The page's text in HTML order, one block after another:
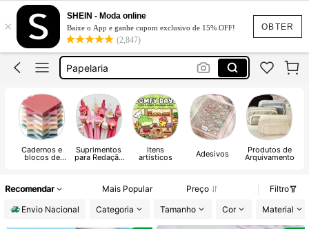
OBTER
×
SHEIN - Moda online
Baixe o App e ganhe cupom exclusivo de 15% OFF!
(2,847)
Canetas
Caderno
Papelaria
Caneta
Canetas
Caderno
Cadernos e
blocos de
Suprimentos
para Redação
Itens
artísticos Adesivos Produtos de
Arquivamento
Recomendar Mais Popular Preço
Filtro
Envio Nacional
Categoria Tamanho Cor Material